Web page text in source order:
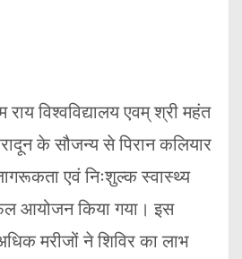
राय विश्वविद्यालय एवम् श्री महंत
के सौजन्य से पिरान कलियार
एवं निःशुल्क स्वास्थ्य
आयोजन किया गया। इस
मरीजों ने शिविर का लाभ